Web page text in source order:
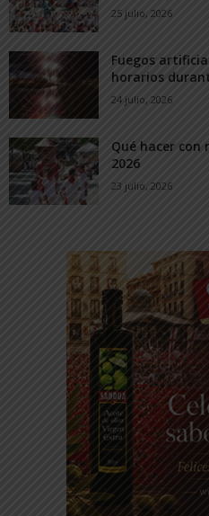
25 julio, 2026
Fuegos
horarios
24 julio, 2026
Qué hacer con
2026
23 julio, 2026